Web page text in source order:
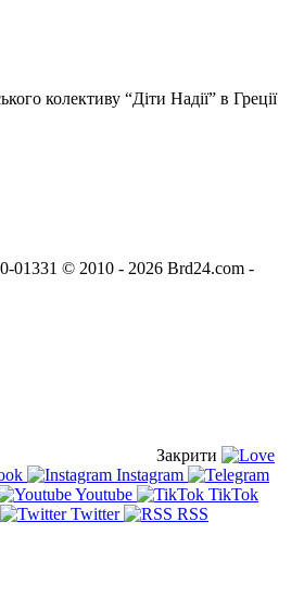
колективу “Діти Надії” в Греції
01331 © 2010 - 2026 Brd24.com -
Закрити
Instagram
Youtube
TikTok
Twitter RSS